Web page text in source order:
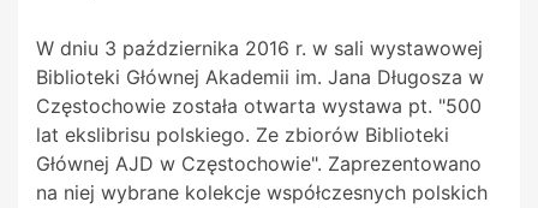
W dniu 3 października 2016 r. w sali wystawowej
Biblioteki Głównej Akademii im. Jana Długosza w
Częstochowie została otwarta wystawa pt. "500
lat ekslibrisu polskiego. Ze zbiorów Biblioteki
Głównej AJD w Częstochowie". Zaprezentowano
na niej wybrane kolekcje współczesnych polskich